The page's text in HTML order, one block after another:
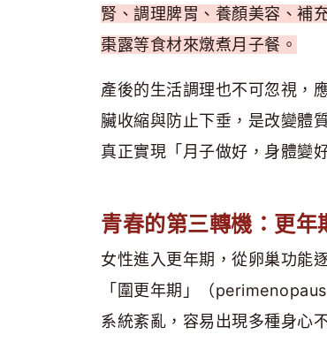
腎、調理脾胃、養顏美容、補
棗露等食材來燉煮月子餐。
產後的生活調理也不可忽視，
臟收縮與防止下垂，是改變體
真正實現「月子做好，身體變
青春的第三轉機：更年
女性進入更年期，從卵巢功能
「圍更年期」（
系統紊亂，容易出現多種身心